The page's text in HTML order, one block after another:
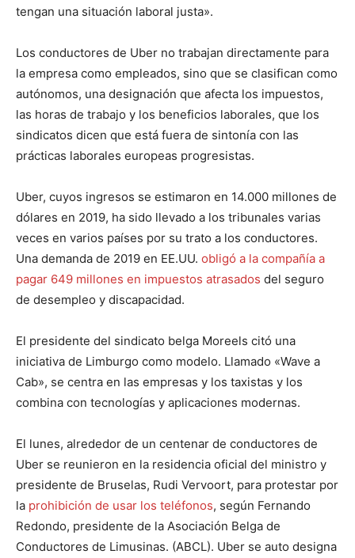
tengan una situación laboral justa».
Los conductores de Uber no trabajan directamente para
la empresa como empleados, sino que se clasifican como
autónomos, una designación que afecta los impuestos,
las horas de trabajo y los beneficios laborales, que los
sindicatos dicen que está fuera de sintonía con las
prácticas laborales europeas progresistas.
Uber, cuyos ingresos se estimaron en 14.000 millones de
dólares en 2019, ha sido llevado a los tribunales varias
veces en varios países por su trato a los conductores.
Una demanda de 2019 en EE.UU. obligó a la compañía a
pagar 649 millones en impuestos atrasados ​​del seguro
de desempleo y discapacidad.
El presidente del sindicato belga Moreels citó una
iniciativa de Limburgo como modelo. Llamado «Wave a
Cab», se centra en las empresas y los taxistas y los
combina con tecnologías y aplicaciones modernas.
El lunes, alrededor de un centenar de conductores de
Uber se reunieron en la residencia oficial del ministro y
presidente de Bruselas, Rudi Vervoort, para protestar por
la prohibición de usar los teléfonos, según Fernando
Redondo, presidente de la Asociación Belga de
Conductores de Limusinas. (ABCL). Uber se auto designa